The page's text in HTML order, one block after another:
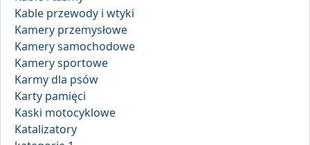
Kable przewody i wtyki
Kamery przemysłowe
Kamery samochodowe
Kamery sportowe
Karmy dla psów
Karty pamięci
Kaski motocyklowe
Katalizatory